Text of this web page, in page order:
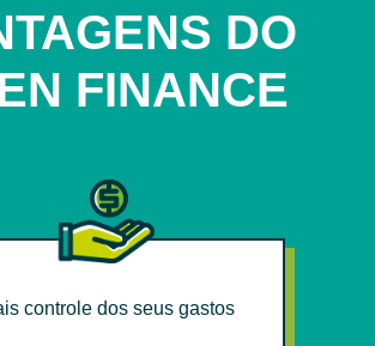
DO
FINANCE
controle dos seus gastos